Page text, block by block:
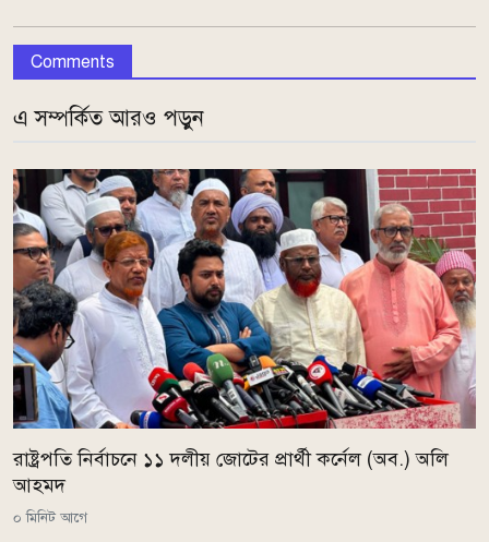
Comments
এ সম্পর্কিত আরও পড়ুন
রাষ্ট্রপতি নির্বাচনে ১১ দলীয় জোটের প্রার্থী কর্নেল (অব.) অলি
আহমদ
০ মিনিট আগে